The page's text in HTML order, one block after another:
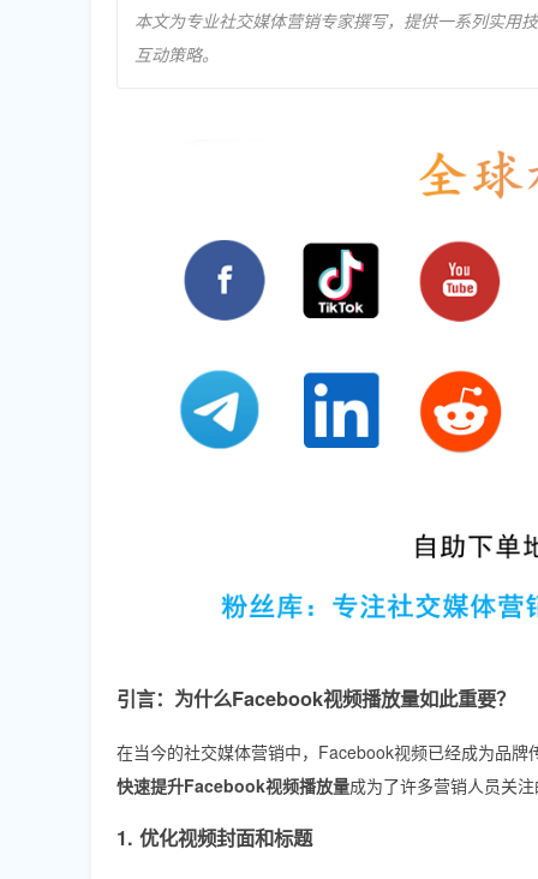
本文为专业社交媒体营销专家撰写，提供一系列实用
互动策略。
引言：为什么Facebook视频播放量如此重要？
在当今的社交媒体营销中，Facebook视频已经成为品
快速提升Facebook视频播放量成为了许多营销人员关
1. 优化视频封面和标题